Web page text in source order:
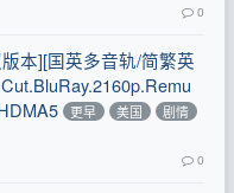
0
本][国英多音轨/简繁英
更早 美国
剧情
0